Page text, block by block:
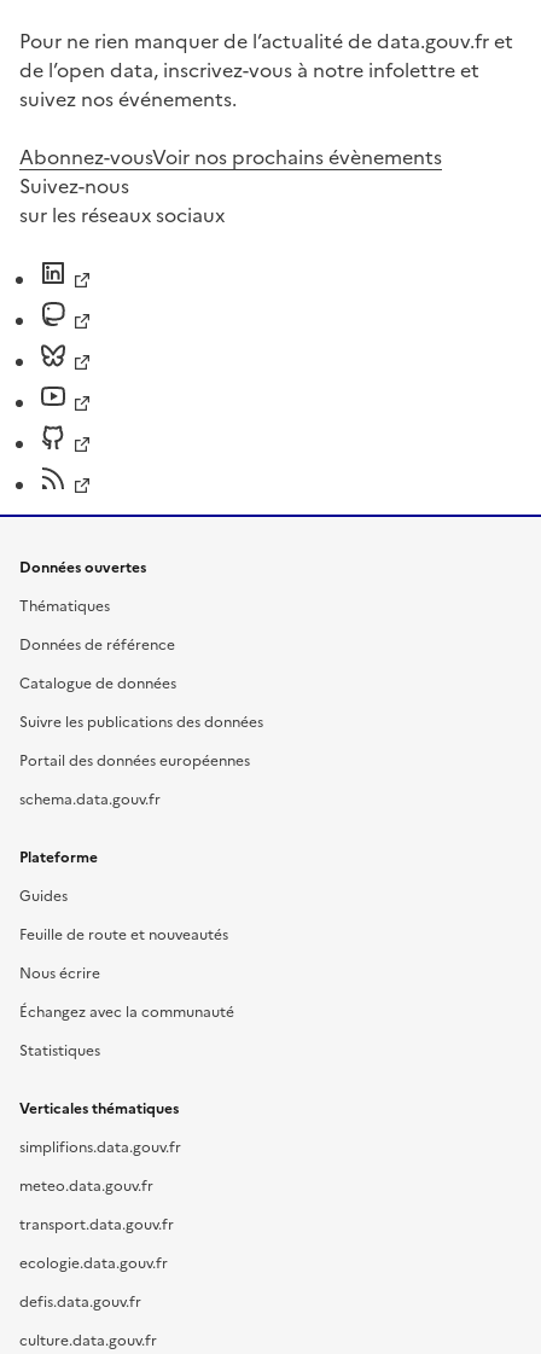
Pour ne rien manquer de l’actualité de data.gouv.fr et
de l’open data, inscrivez-vous à notre infolettre et
suivez nos événements.
Abonnez-vousVoir nos prochains évènements
Suivez-nous
sur les réseaux sociaux
Données ouvertes
Thématiques
Données de référence
Catalogue de données
Suivre les publications des données
Portail des données européennes
schema.data.gouv.fr
Plateforme
Guides
Feuille de route et nouveautés
Nous écrire
Échangez avec la communauté
Statistiques
Verticales thématiques
simplifions.data.gouv.fr
meteo.data.gouv.fr
transport.data.gouv.fr
ecologie.data.gouv.fr
defis.data.gouv.fr
culture.data.gouv.fr